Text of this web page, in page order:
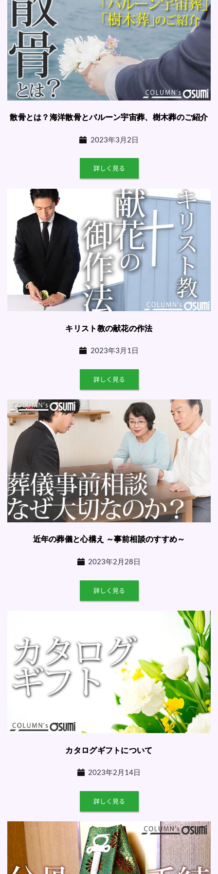
散骨とは？海洋散骨とバルーン宇宙葬、樹木葬のご紹介
2023年3月2日
詳しく見る
キリスト教の献花の作法
2023年3月1日
詳しく見る
近年の葬儀と心構え ～事前相談のすすめ～
2023年2月28日
詳しく見る
カタログギフトについて
2023年2月14日
詳しく見る